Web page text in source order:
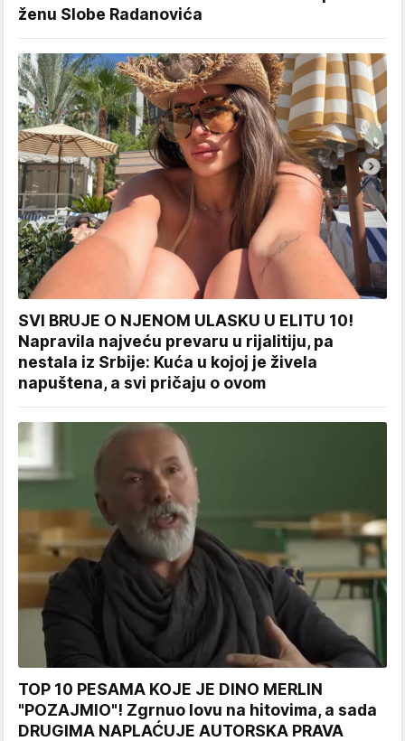
ženu Slobe Radanovića
SVI BRUJE O NJENOM ULASKU U ELITU 10!
Napravila najveću prevaru u rijalitiju, pa
nestala iz Srbije: Kuća u kojoj je živela
napuštena, a svi pričaju o ovom
TOP 10 PESAMA KOJE JE DINO MERLIN
"POZAJMIO"! Zgrnuo lovu na hitovima, a sada
DRUGIMA NAPLAĆUJE AUTORSKA PRAVA